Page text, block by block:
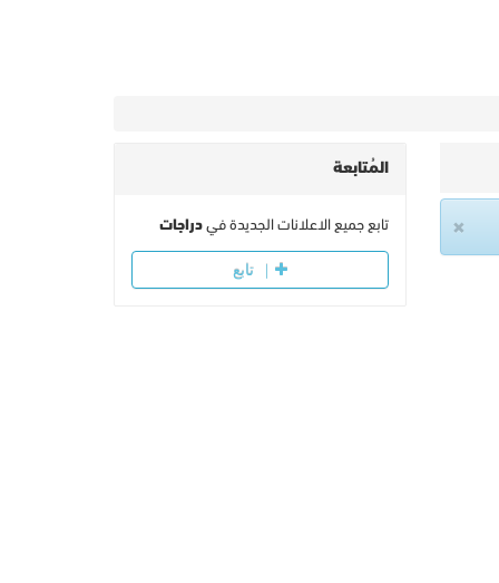
×
المُتابعة
تابع جميع الاعلانات الجديدة فيدراجات
تابع